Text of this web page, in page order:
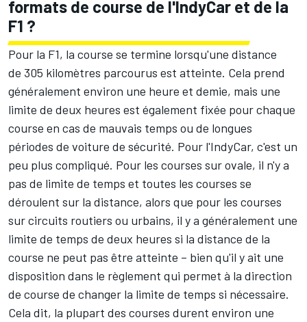
formats de course de l'IndyCar et de la
F1 ?
Pour la F1, la course se termine lorsqu'une distance
de 305 kilomètres parcourus est atteinte. Cela prend
généralement environ une heure et demie, mais une
limite de deux heures est également fixée pour chaque
course en cas de mauvais temps ou de longues
périodes de voiture de sécurité. Pour l'IndyCar, c'est un
peu plus compliqué. Pour les courses sur ovale, il n'y a
pas de limite de temps et toutes les courses se
déroulent sur la distance, alors que pour les courses
sur circuits routiers ou urbains, il y a généralement une
limite de temps de deux heures si la distance de la
course ne peut pas être atteinte – bien qu'il y ait une
disposition dans le règlement qui permet à la direction
de course de changer la limite de temps si nécessaire.
Cela dit, la plupart des courses durent environ une